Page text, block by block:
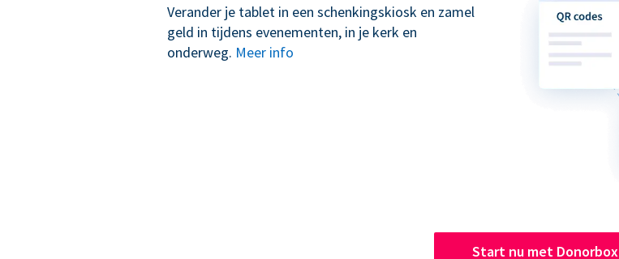
Verander je tablet in een schenkingskiosk en zamel
geld in tijdens evenementen, in je kerk en
onderweg. Meer info
Start nu met Donorbox